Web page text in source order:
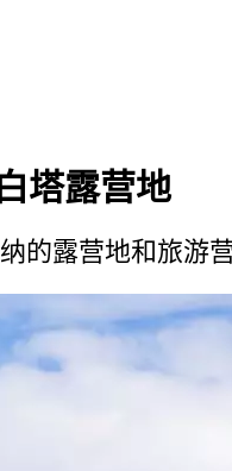
塔露营地
的露营地和旅游